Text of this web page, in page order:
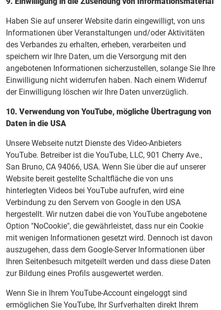
Haben Sie auf unserer Website darin eingewilligt, von uns
Informationen über Veranstaltungen und/oder Aktivitäten
des Verbandes zu erhalten, erheben, verarbeiten und
speichern wir Ihre Daten, um die Versorgung mit den
angebotenen Informationen sicherzustellen, solange Sie Ihre
Einwilligung nicht widerrufen haben. Nach einem Widerruf
der Einwilligung löschen wir Ihre Daten unverzüglich.
10. Verwendung von YouTube, mögliche Übertragung von
Daten in die USA
Unsere Webseite nutzt Dienste des Video-Anbieters
YouTube. Betreiber ist die YouTube, LLC, 901 Cherry Ave.,
San Bruno, CA 94066, USA. Wenn Sie über die auf unserer
Website bereit gestellte Schaltfläche die von uns
hinterlegten Videos bei YouTube aufrufen, wird eine
Verbindung zu den Servern von Google in den USA
hergestellt. Wir nutzen dabei die von YouTube angebotene
Option "NoCookie", die gewährleistet, dass nur ein Cookie
mit wenigen Informationen gesetzt wird. Dennoch ist davon
auszugehen, dass dem Google-Server Informationen über
Ihren Seitenbesuch mitgeteilt werden und dass diese Daten
zur Bildung eines Profils ausgewertet werden.
Wenn Sie in Ihrem YouTube-Account eingeloggt sind
ermöglichen Sie YouTube, Ihr Surfverhalten direkt Ihrem